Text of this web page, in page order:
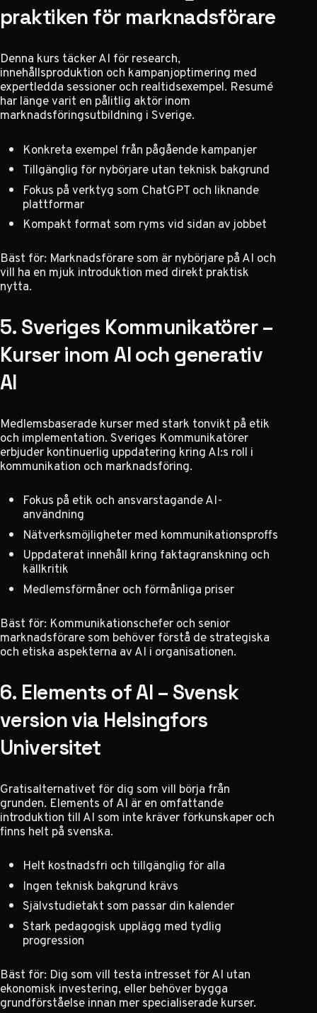
praktiken för marknadsförare
Denna kurs täcker AI för research,
innehållsproduktion och kampanjoptimering med
expertledda sessioner och realtidsexempel. Resumé
har länge varit en pålitlig aktör inom
marknadsföringsutbildning i Sverige.
Konkreta exempel från pågående kampanjer
Tillgänglig för nybörjare utan teknisk bakgrund
Fokus på verktyg som ChatGPT och liknande
plattformar
Kompakt format som ryms vid sidan av jobbet
Bäst för: Marknadsförare som är nybörjare på AI och
vill ha en mjuk introduktion med direkt praktisk
nytta.
5. Sveriges Kommunikatörer –
Kurser inom AI och generativ
AI
Medlemsbaserade kurser med stark tonvikt på etik
och implementation. Sveriges Kommunikatörer
erbjuder kontinuerlig uppdatering kring AI:s roll i
kommunikation och marknadsföring.
Fokus på etik och ansvarstagande AI-
användning
Nätverksmöjligheter med kommunikationsproffs
Uppdaterat innehåll kring faktagranskning och
källkritik
Medlemsförmåner och förmånliga priser
Bäst för: Kommunikationschefer och senior
marknadsförare som behöver förstå de strategiska
och etiska aspekterna av AI i organisationen.
6. Elements of AI – Svensk
version via Helsingfors
Universitet
Gratisalternativet för dig som vill börja från
grunden. Elements of AI är en omfattande
introduktion till AI som inte kräver förkunskaper och
finns helt på svenska.
Helt kostnadsfri och tillgänglig för alla
Ingen teknisk bakgrund krävs
Självstudietakt som passar din kalender
Stark pedagogisk upplägg med tydlig
progression
Bäst för: Dig som vill testa intresset för AI utan
ekonomisk investering, eller behöver bygga
grundförståelse innan mer specialiserade kurser.